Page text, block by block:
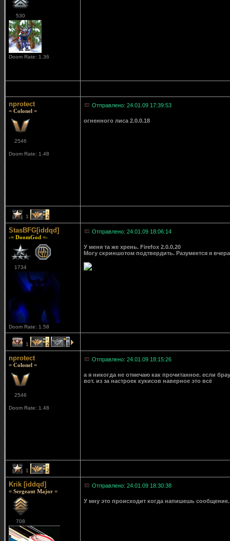
530
Doom Rate: 1.36
nprotect
= Colonel =
2546
Doom Rate: 1.48
Отправлено: 24.01.09 17:39:53
огненного лиса 2.0.0.18
1 2
StasBFG[iddqd]
-= DoomGod =-
1734
Doom Rate: 1.58
Отправлено: 24.01.09 18:06:14
У меня та же хрень. Firefox 2.0.0.20
Могу скриншотом подтвердить. Разумеется я
1 2 1
nprotect
= Colonel =
2546
Doom Rate: 1.48
Отправлено: 24.01.09 18:15:26
а я никогда не отмечаю как прочитанное. если
вот. из за настроек кукисов наверное это всё
1 2
Krik [iddqd]
= Sergeant Major =
708
Отправлено: 24.01.09 18:30:38
У мну это происходит когда напишешь